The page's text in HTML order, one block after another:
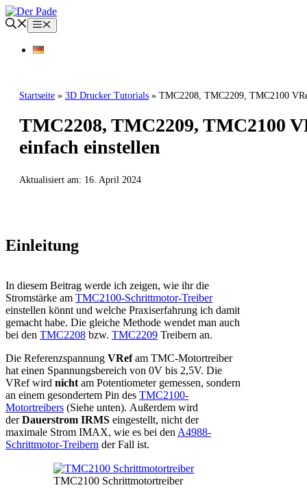
Zum
Inhalt
springen
Menü
Startseite » 3D Drucker Tutorials » TMC2208, TMC2209, TMC2100
TMC2208, TMC2209, TMC2100
einfach einstellen
Aktualisiert am: 16. April 2024
Einleitung
In diesem Beitrag werde ich zeigen, wie ihr die
Stromstärke am TMC2100-Schrittmotor-Treiber
einstellen könnt und welche Praxiserfahrung ich damit
gemacht habe. Die gleiche Methode wendet man auch
bei den TMC2208 bzw. TMC2209 Treibern an.
Die Referenzspannung VRefam TMC-Motortreiber
hat einen Spannungsbereich von 0V bis 2,5V. Die
VRef wird nicht am Potentiometer gemessen, sondern
an einem gesondertem Pin des TMC2100-
Motortreibers (Siehe unten). Außerdem wird
derDauerstrom IRMS eingestellt, nicht der
maximale Strom IMAX, wie es bei den A4988-
Schrittmotor-Treibern der Fall ist.
TMC2100 Schrittmotortreiber